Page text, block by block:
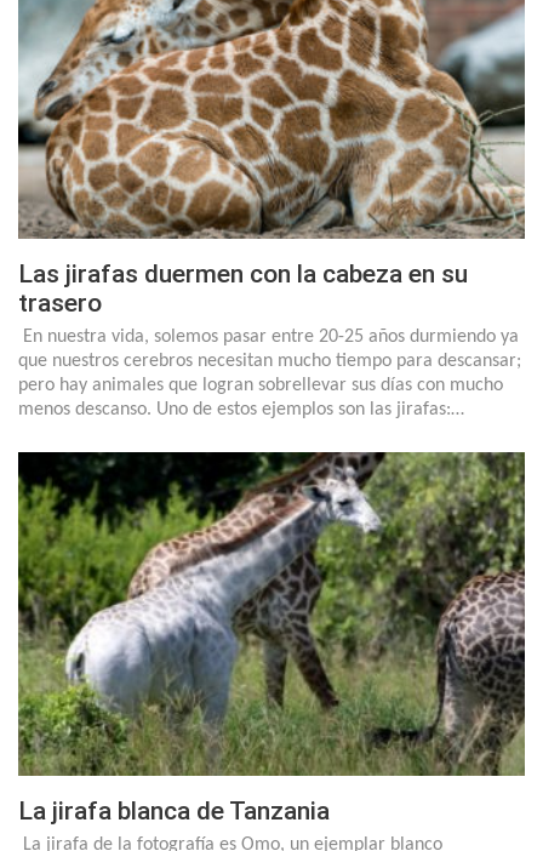
Las jirafas duermen con la cabeza en su
trasero
En nuestra vida, solemos pasar entre 20-25 años durmiendo ya
que nuestros cerebros necesitan mucho tiempo para descansar;
pero hay animales que logran sobrellevar sus días con mucho
menos descanso. Uno de estos ejemplos son las jirafas:…
La jirafa blanca de Tanzania
La jirafa de la fotografía es Omo, un ejemplar blanco